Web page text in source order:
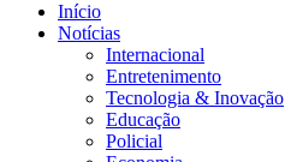
Início
Notícias
Internacional
Entretenimento
Tecnologia & Inovação
Educação
Policial